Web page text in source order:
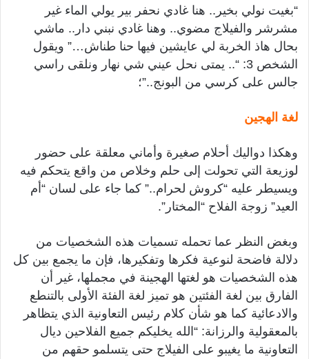
“بغيت نولي بخير.. هنا غادي نحفر بير يولي الماء غير
مشرشر والفيلاج مضوي.. وهنا غادي نبني دار.. ماشي
بحال هاذ الخربة لي عايشين فيها حنا طناش…” ويقول
الشخص 3: “.. يمتى نحل عيني شي نهار ونلقى راسي
جالس على كرسي من البونج..”؛
لغة الهجين
وهكذا دواليك أحلام صغيرة وأماني معلقة على حضور
لوزيعة التي تحولت إلى حلم وخلاص من واقع يتحكم فيه
ويسيطر عليه “كروش لحرام..” كما جاء على لسان “أم
العيد” زوجة الفلاح “المختار”.
وبغض النظر عما تحمله تسميات هذه الشخصيات من
دلالة فاضحة لنوعية فكرها وتفكيرها، فإن ما يجمع بين كل
هذه الشخصيات هو لغتها الهجينة في مجملها، غير أن
الفارق بين لغة الفئتين هو تميز لغة الفئة الأولى بالتنطع
والادعائية كما هو شأن كلام رئيس التعاونية الذي يتظاهر
بالمعقولية والرزانة: “الله يخليكم جميع الفلاحين ديال
التعاونية ما يغيبو على الفيلاج حتى يتسلمو حقهم من